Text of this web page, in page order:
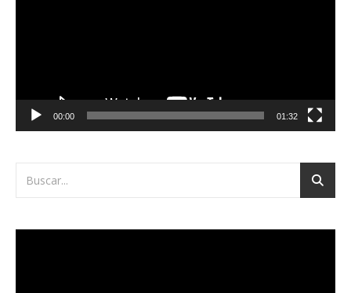
00:00 01:32